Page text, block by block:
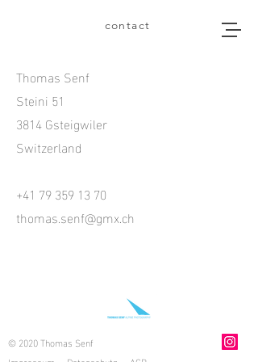
contact
Thomas Senf
Steini 51
3814 Gsteigwiler
Switzerland
+41 79 359 13 70
thomas.senf@gmx.ch
© 2020 Thomas Senf